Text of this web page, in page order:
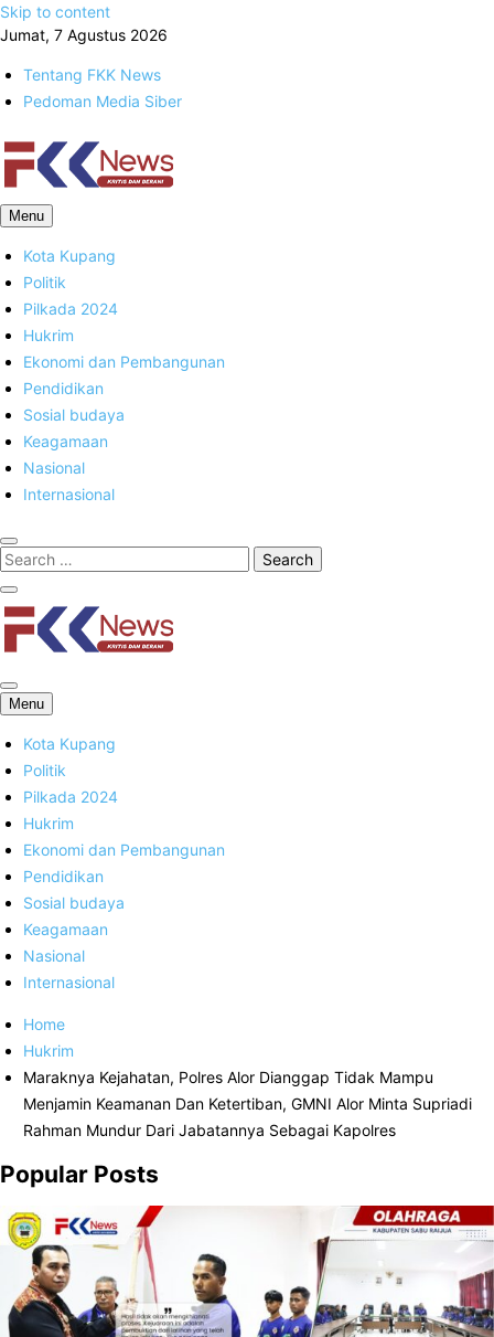
Skip to content
Jumat, 7 Agustus 2026
Tentang FKK News
Pedoman Media Siber
FKK News
Menu
Kota Kupang
Politik
Pilkada 2024
Hukrim
Ekonomi dan Pembangunan
Pendidikan
Sosial budaya
Keagamaan
Nasional
Internasional
FKK News
Menu
Kota Kupang
Politik
Pilkada 2024
Hukrim
Ekonomi dan Pembangunan
Pendidikan
Sosial budaya
Keagamaan
Nasional
Internasional
Home
Hukrim
Maraknya Kejahatan, Polres Alor Dianggap Tidak Mampu
Menjamin Keamanan Dan Ketertiban, GMNI Alor Minta Supriadi
Rahman Mundur Dari Jabatannya Sebagai Kapolres
Popular Posts